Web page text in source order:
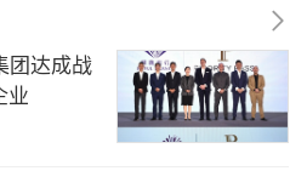
牌，经营全球财产与意外保
International Holdings Ltd.
Inc. 集团的间接全资子公
产与意外保险企业，财务实
团达成战
业